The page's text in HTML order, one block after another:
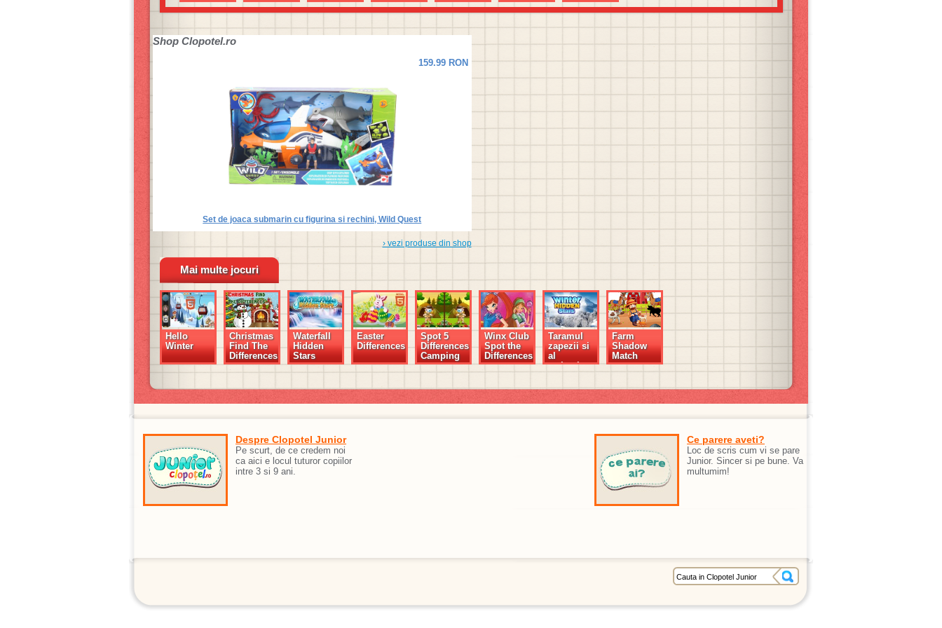
ascunse
ascunse
Shop Clopotel.ro
Set de joaca submarin cu figurina si rechini, Wild Quest
159.99 RON
› vezi produse din shop
Mai multe jocuri
Hello
Winter
Christmas
Find The
Differences
Waterfall
Hidden
Stars
Easter
Differences
Spot 5
Differences
Camping
Winx Club
Spot the
Differences
Taramul
zapezii si
al
stelutelor
Farm
Shadow
Match
Despre Clopotel Junior
Pe scurt, de ce credem noi
ca aici e locul tuturor copiilor
intre 3 si 9 ani.
Ce parere aveti?
Loc de scris cum vi se pare
Junior. Sincer si pe bune. Va
multumim!